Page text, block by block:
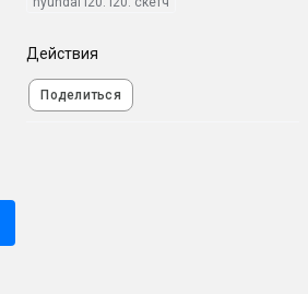
Действия
Поделиться